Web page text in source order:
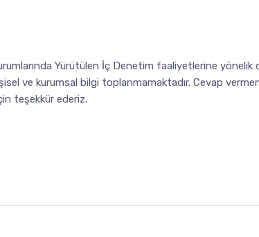
Yürütülen İç Denetim faaliyetlerine
ve kurumsal bilgi toplanmamaktadır. Cevap
teşekkür ederiz.